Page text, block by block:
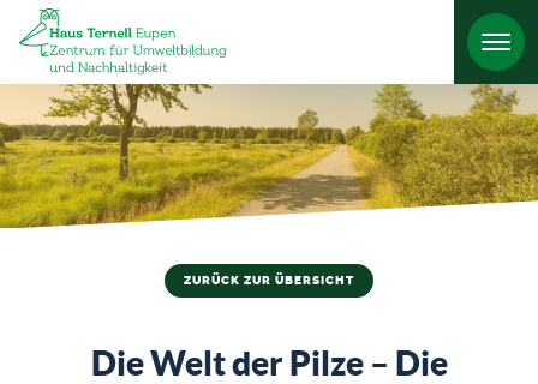
ZURÜCK ZUR ÜBERSICHT
Die Welt der Pilze – Die